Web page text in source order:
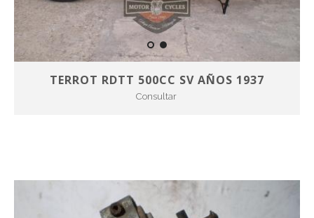
TERROT RDTT 500CC SV AÑOS 1937
Consultar